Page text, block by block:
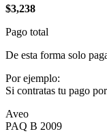
$3,238
Pago total
De esta forma solo
Por ejemplo:
Si contratas tu pago
Aveo
PAQ B 2009